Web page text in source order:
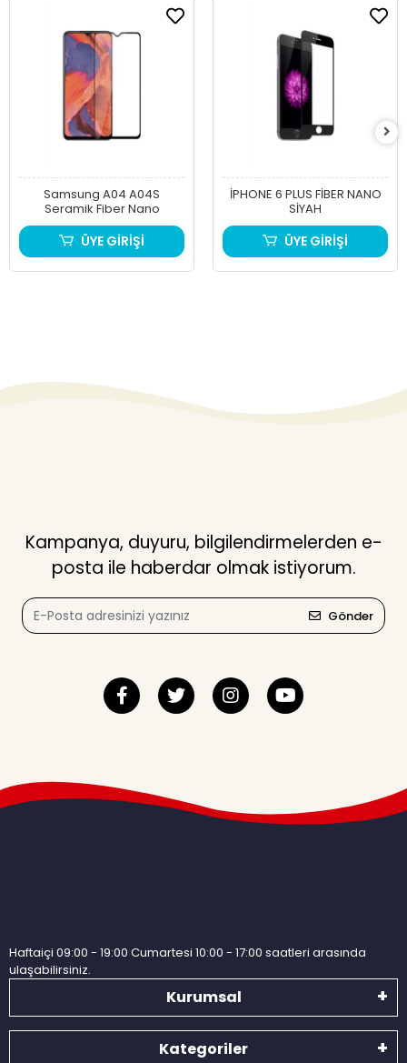
Samsung A04 A04S
Seramik Fiber Nano
ÜYE GİRİŞİ
İPHONE 6 PLUS FİBER NANO
SİYAH
ÜYE GİRİŞİ
Kampanya, duyuru, bilgilendirmelerden e-
posta ile haberdar olmak istiyorum.
Gönder
Haftaiçi 09:00 - 19:00 Cumartesi 10:00 - 17:00 saatleri arasında
ulaşabilirsiniz.
Kurumsal
Kategoriler